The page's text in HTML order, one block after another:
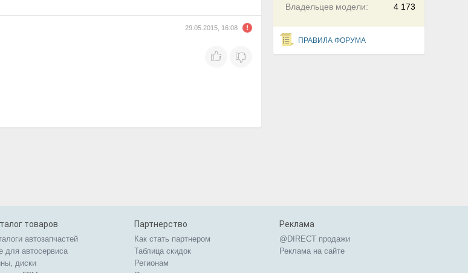
4 173
Владельцев модели:
ПРАВИЛА ФОРУМА
29.05.2015, 16:08
товаров
автозапчастей
для автосервиса
диски
Партнерство
Как стать партнером
Таблица скидок
Регионам
Реклама
@DIRECT продажи
Реклама на сайте